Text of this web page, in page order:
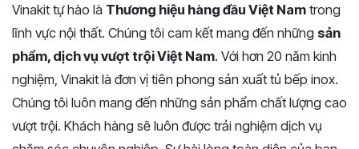
Vinakit tự hào là Thương hiệu hàng đầu Việt Nam trong
lĩnh vực nội thất. Chúng tôi cam kết mang đến những sản
phẩm, dịch vụ vượt trội Việt Nam. Với hơn 20 năm kinh
nghiệm, Vinakit là đơn vị tiên phong sản xuất tủ bếp inox.
Chúng tôi luôn mang đến những sản phẩm chất lượng cao
vượt trội. Khách hàng sẽ luôn được trải nghiệm dịch vụ